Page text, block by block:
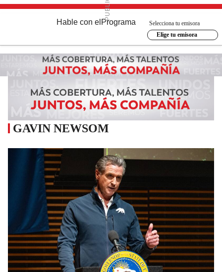
Hable con el Programa
Selecciona tu emisora
Elige tu emisora
GAVIN NEWSOM